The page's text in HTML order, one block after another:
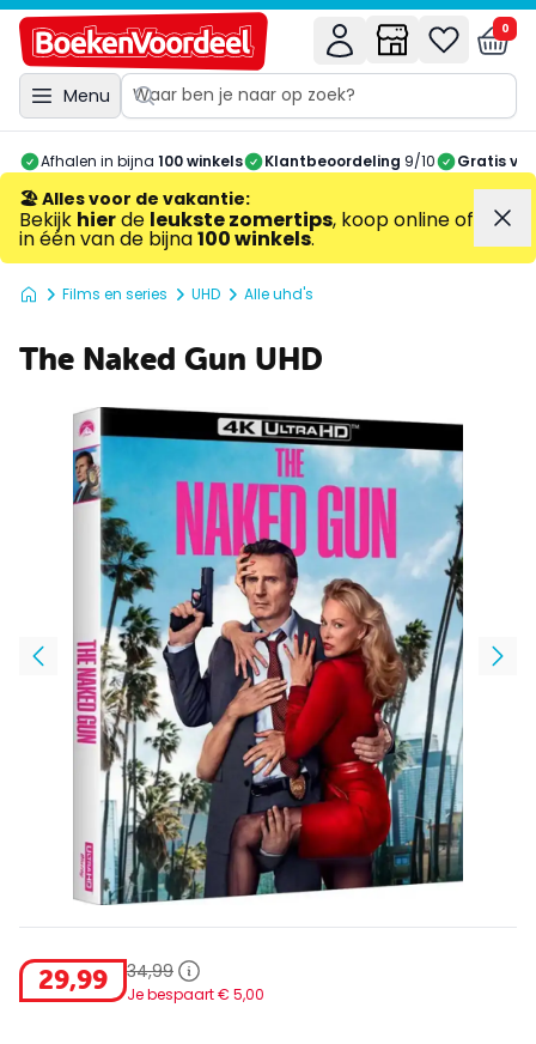
Menu
0
Afhalen in bijna 100 winkels Klantbeoordeling 9/10 Gratis
🏖️ Alles voor de vakantie:
Bekijk hierde leukste zomertips, koop online of
in één van de bijna100 winkels.
Films en series UHD Alle uhd's
The Naked Gun UHD
29,99 34,99
Je bespaart € 5,00